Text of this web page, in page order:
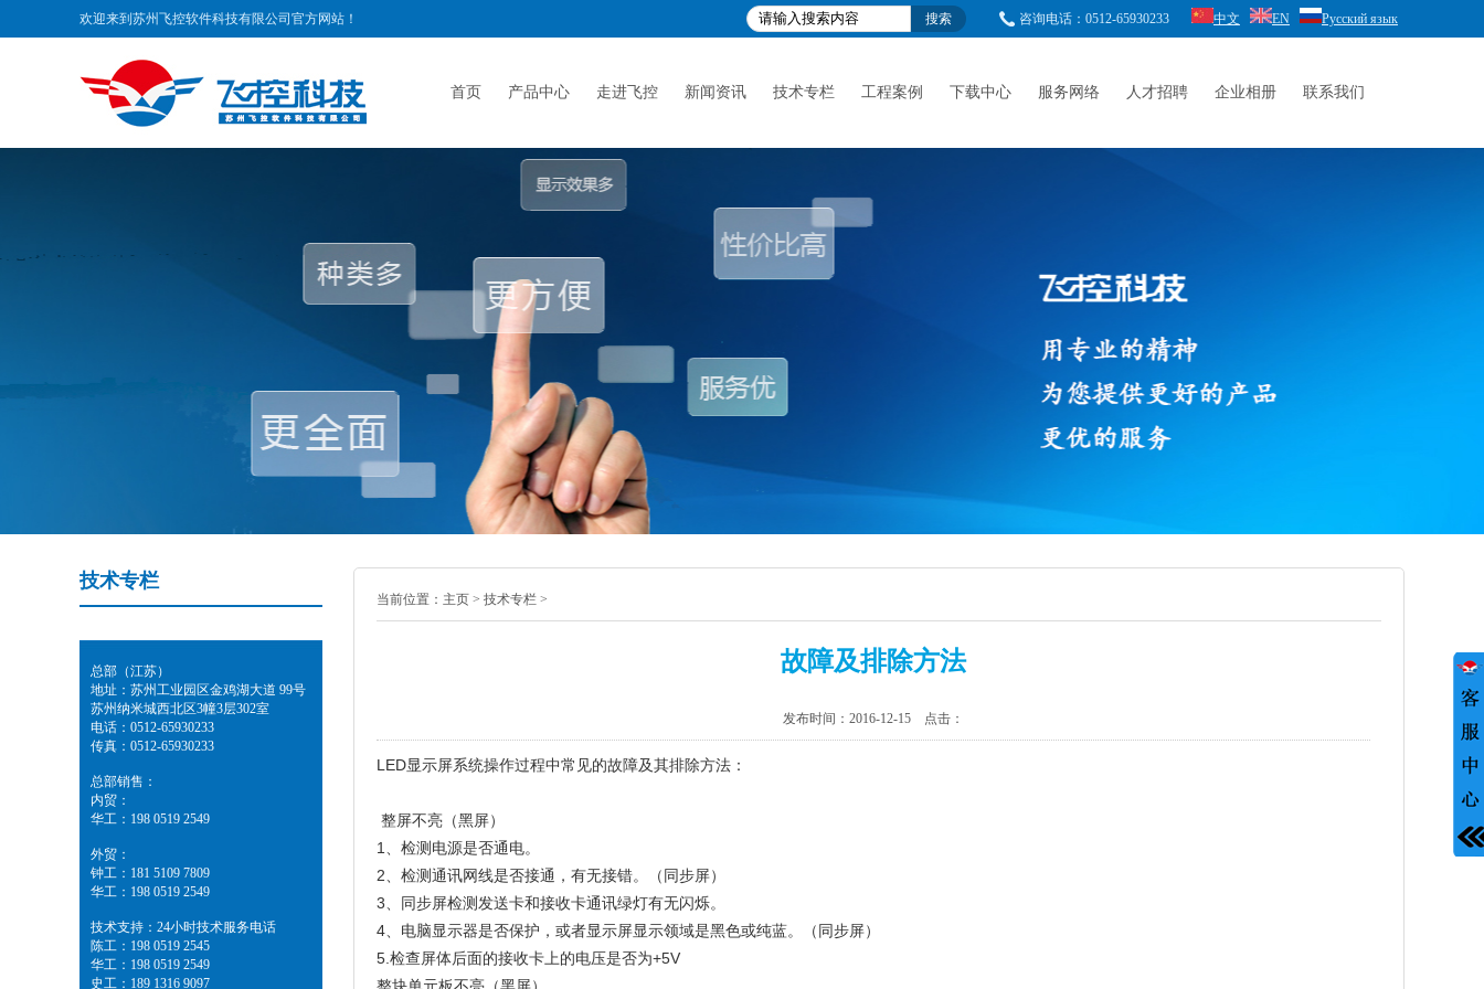
欢迎来到苏州飞控软件科技有限公司官方网站！ 咨询电话：0512-65930233 中文 EN Русский язык
首页 产品中心 走进飞控 新闻资讯 技术专栏 工程案例 下载中心 服务网络 人才招聘 企业相册 联系我们
技术专栏
总部（江苏）
地址：苏州工业园区金鸡湖大道 99号
苏州纳米城西北区3幢3层302室
电话：0512-65930233
传真：0512-65930233
总部销售：
内贸：
华工：198 0519 2549
外贸：
钟工：181 5109 7809
华工：198 0519 2549
技术支持：24小时技术服务电话
陈工：198 0519 2545
华工：198 0519 2549
史工：189 1316 9097
当前位置： 主页 > 技术专栏 >
故障及排除方法
发布时间：2016-12-15 点击：
LED显示屏系统操作过程中常见的故障及其排除方法：
整屏不亮（黑屏）
1、检测电源是否通电。
2、检测通讯网线是否接通，有无接错。（同步屏）
3、同步屏检测发送卡和接收卡通讯绿灯有无闪烁。
4、电脑显示器是否保护，或者显示屏显示领域是黑色或纯蓝。（同步屏）
5.检查屏体后面的接收卡上的电压是否为+5V